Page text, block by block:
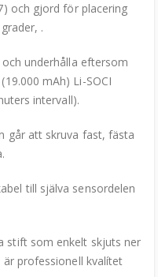
och gjord för placering
.
underhålla eftersom
mAh) Li-SOCI
intervall).
går att skruva fast, fästa
till själva sensordelen
stift som enkelt skjuts ner
professionell kvalítet